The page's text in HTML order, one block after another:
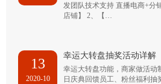
发团队技术支持 直播电商+分
店铺】 2、【…
13
2020-10
幸运大转盘抽奖活动详解
幸运大转盘功能，商家做活动
日庆典回馈员工、粉丝福利抽